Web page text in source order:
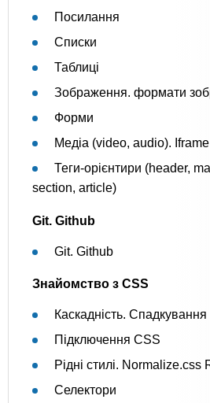
Посилання
Списки
Таблиці
Зображення. формати
Форми
Медіа (video, audio). Iframe
Теги-орієнтири (header,
section, article)
Git. Github
Git. Github
Знайомство з CSS
Каскадність. Спадкування
Підключення CSS
Рідні стилі. Normalize.css
Селектори